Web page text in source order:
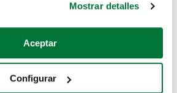
quisiéramos:
sobre su ubicación geográfica
analizándolo activamente
Mostrar detalles
Aceptar
Configurar
mano